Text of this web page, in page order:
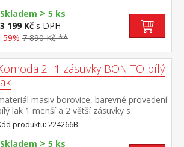
Skladem > 5 ks
3 199 Kč s DPH
-59% 7 890 Kč **
2+1 zásuvky BONITO bílý
masiv borovice, barevné provedení
lak 1 menší a 2 větší zásuvky s
pojezdy
produktu: 224266B
Skladem > 5 ks